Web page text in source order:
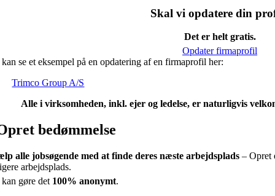
Skal vi opdatere din
Det er helt gratis.
Opdater firmaprofil
se et eksempel på en opdatering af en firmaprofil her:
Trimco Group A/S
Alle i virksomheden, inkl. ejer og ledelse, er naturligvis
bedømmelse
alle jobsøgende med at finde deres næste arbejdsplads – Opret
arbejdsplads.
gøre det 100% anonymt.